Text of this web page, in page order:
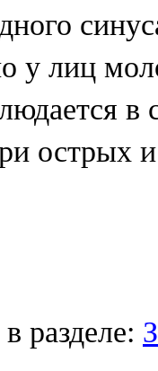
у лиц
в
острых
разделе: